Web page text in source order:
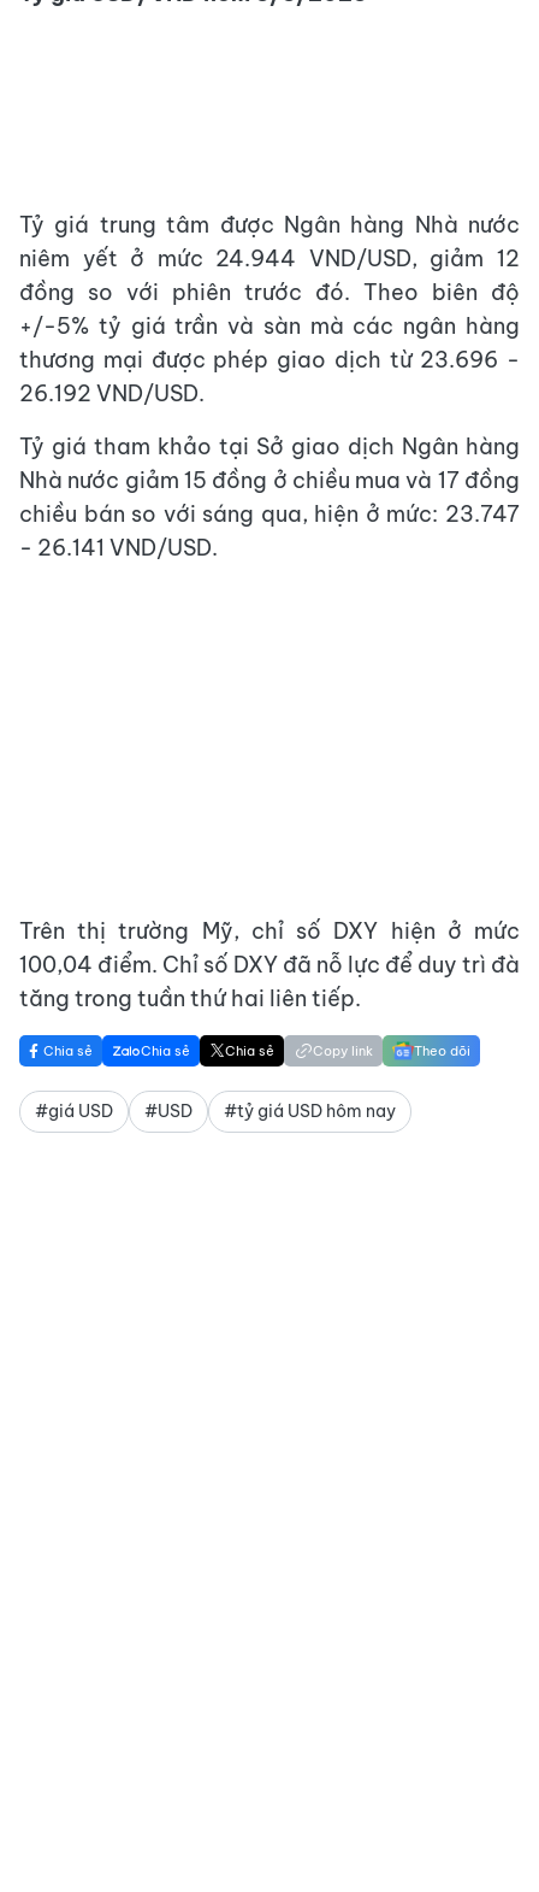
Tỷ giá trung tâm được Ngân hàng Nhà nước
niêm yết ở mức 24.944 VND/USD, giảm 12
đồng so với phiên trước đó. Theo biên độ
+/-5% tỷ giá trần và sàn mà các ngân hàng
thương mại được phép giao dịch từ 23.696 -
26.192 VND/USD.
Tỷ giá tham khảo tại Sở giao dịch Ngân hàng
Nhà nước giảm 15 đồng ở chiều mua và 17 đồng
chiều bán so với sáng qua, hiện ở mức: 23.747
- 26.141 VND/USD.
Trên thị trường Mỹ, chỉ số DXY hiện ở mức
100,04 điểm. Chỉ số DXY đã nỗ lực để duy trì đà
tăng trong tuần thứ hai liên tiếp.
Chia sẻ Chia sẻ Chia sẻ Copy link Theo dõi
#giá USD #USD #tỷ giá USD hôm nay